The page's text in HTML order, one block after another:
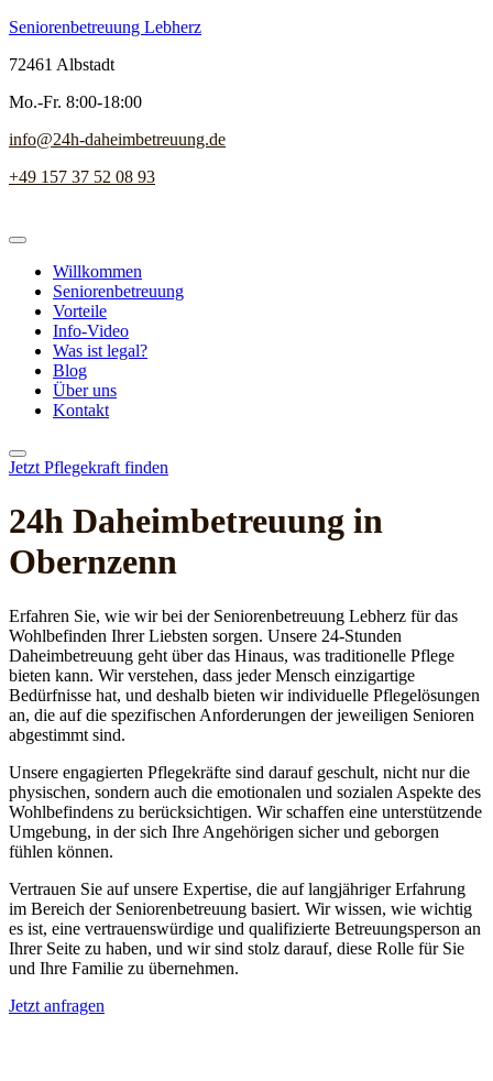
Seniorenbetreuung Lebherz
72461 Albstadt
Mo.-Fr. 8:00-18:00
info@24h-daheimbetreuung.de
+49 157 37 52 08 93
Willkommen
Seniorenbetreuung
Vorteile
Info-Video
Was ist legal?
Blog
Über uns
Kontakt
Jetzt Pflegekraft finden
24h Daheim­betreuung in
Obernzenn
Erfahren Sie, wie wir bei der Seniorenbetreuung Lebherz für das
Wohlbefinden Ihrer Liebsten sorgen. Unsere 24-Stunden
Daheimbetreuung geht über das Hinaus, was traditionelle Pflege
bieten kann. Wir verstehen, dass jeder Mensch einzigartige
Bedürfnisse hat, und deshalb bieten wir individuelle Pflegelösungen
an, die auf die spezifischen Anforderungen der jeweiligen Senioren
abgestimmt sind.
Unsere engagierten Pflegekräfte sind darauf geschult, nicht nur die
physischen, sondern auch die emotionalen und sozialen Aspekte des
Wohlbefindens zu berücksichtigen. Wir schaffen eine unterstützende
Umgebung, in der sich Ihre Angehörigen sicher und geborgen
fühlen können.
Vertrauen Sie auf unsere Expertise, die auf langjähriger Erfahrung
im Bereich der Seniorenbetreuung basiert. Wir wissen, wie wichtig
es ist, eine vertrauenswürdige und qualifizierte Betreuungsperson an
Ihrer Seite zu haben, und wir sind stolz darauf, diese Rolle für Sie
und Ihre Familie zu übernehmen.
Jetzt anfragen